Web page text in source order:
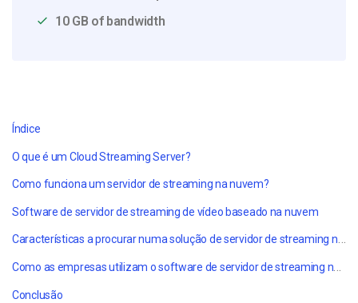
10 GB of bandwidth
Índice
O que é um Cloud Streaming Server?
Como funciona um servidor de streaming na nuvem?
Software de servidor de streaming de vídeo baseado na nuvem
Características a procurar numa solução de servidor de streaming na nuvem
Como as empresas utilizam o software de servidor de streaming na nuvem da Dacast
Conclusão